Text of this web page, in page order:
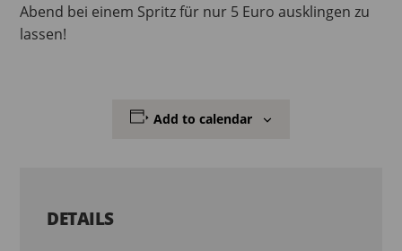
Abend bei einem Spritz für nur 5 Euro ausklingen zu
lassen!
Add to calendar
DETAILS